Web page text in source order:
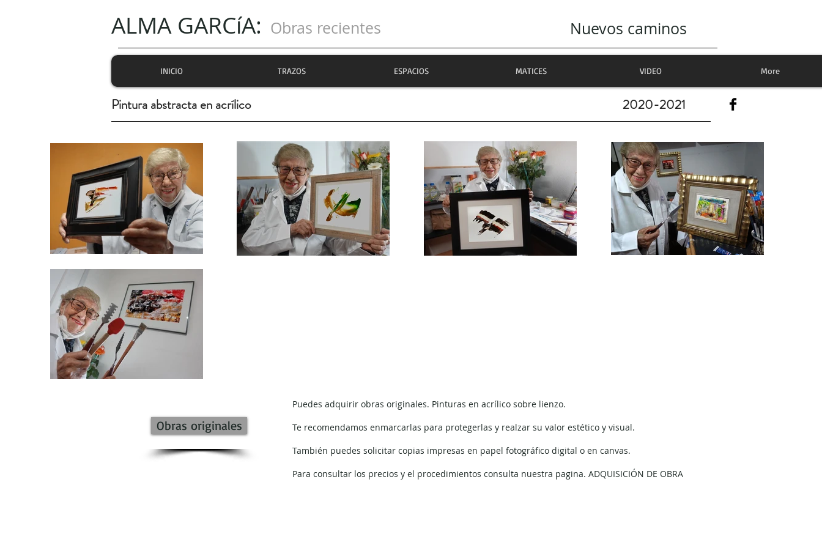
ALMA GARCíA: Obras recientes Nuevos caminos
INICIO TRAZOS ESPACIOS MATICES VIDEO More
Pintura abstracta en acrílico 2020-2021
Obras originales
Puedes adquirir obras originales. Pinturas en acrílico sobre lienzo.
Te recomendamos enmarcarlas para protegerlas y realzar su valor estético y visual.
También puedes solicitar copias impresas en papel fotográfico digital o en canvas.
Para consultar los precios y el procedimientos consulta nuestra pagina. ADQUISICIÓN DE OBRA